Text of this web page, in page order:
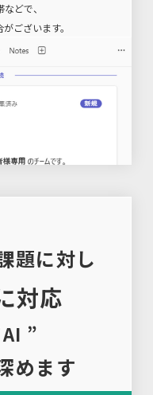
どで、
ございます。
題に対し
対応
”
めます